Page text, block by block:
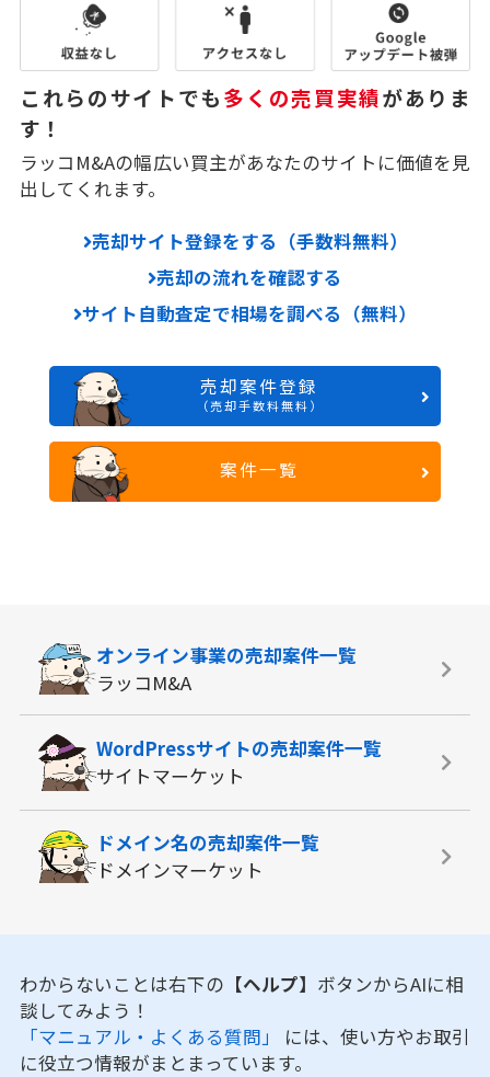
これらのサイトでも多くの売買実績がありま
す！
ラッコM&Aの幅広い買主があなたのサイトに価値を見
出してくれます。
売却サイト登録をする（手数料無料）
売却の流れを確認する
サイト自動査定で相場を調べる（無料）
売却案件登録
（売却手数料無料）
案件一覧
オンライン事業の売却案件一覧
ラッコM&A
WordPressサイトの売却案件一覧
サイトマーケット
ドメイン名の売却案件一覧
ドメインマーケット
わからないことは右下の 【ヘルプ】 ボタンからAIに相
談してみよう！
「マニュアル・よくある質問」 には、使い方やお取引
に役立つ情報がまとまっています。